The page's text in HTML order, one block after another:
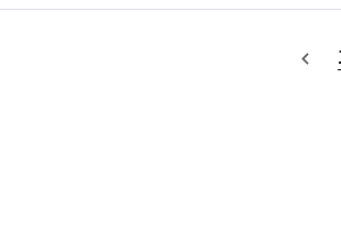
경우들이 많지만, 경우에 따라 발등 인대가 늘
목 염좌(Ankle sprain)라는 것은 발목을 접지르거
navigate_before